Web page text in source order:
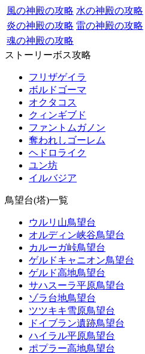
風の神殿の攻略 水の神殿の攻略
炎の神殿の攻略 雷の神殿の攻略
魂の神殿の攻略
ストーリーボス攻略
フリザゲイラ
ボルドゴーマ
オクタコス
クィンギブド
ファントムガノン
奪われしゴーレム
ヘドロライク
ユン坊
イルバジア
鳥望台(塔)一覧
ウルリ山鳥望台
オルディン峡谷鳥望台
カルーガ峠鳥望台
ゲルドキャニオン鳥望台
ゲルド高地鳥望台
サハスーラ平原鳥望台
ゾラ台地鳥望台
ツツキキ雪原鳥望台
ドイブラン遺跡鳥望台
ハイラル平原鳥望台
ポプラー高地鳥望台